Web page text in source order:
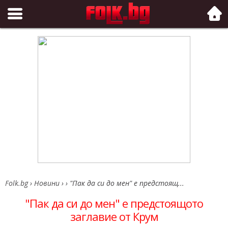
Folk.bg
Folk.bg › Новини › › "Пак да си до мен" е предстоящ...
"Пак да си до мен" е предстоящото
заглавие от Крум